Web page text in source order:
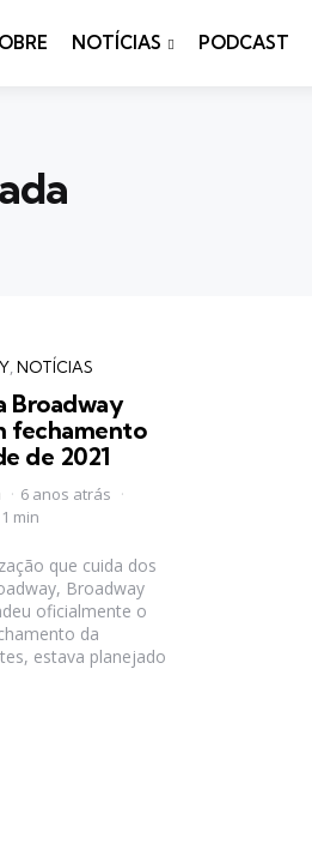
NOTÍCIAS PODCAST
NOTÍCIAS
Broadway
fechamento
de 2021
6 anos atrás
1 min
que cuida dos
Broadway
oficialmente o
da
estava planejado